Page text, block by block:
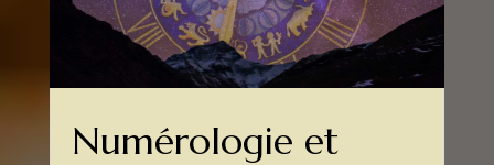
Numérologie et